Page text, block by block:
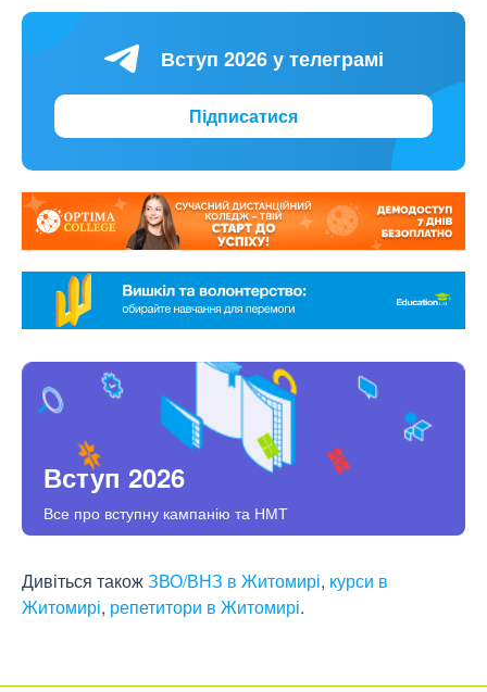
Вступ 2026 у телеграмі
Підписатися
Вступ 2026
Все про вступну кампанію та НМТ
Дивіться такожЗВО/ВНЗ в Житомирі, курси в
Житомирі, репетитори в Житомирі.